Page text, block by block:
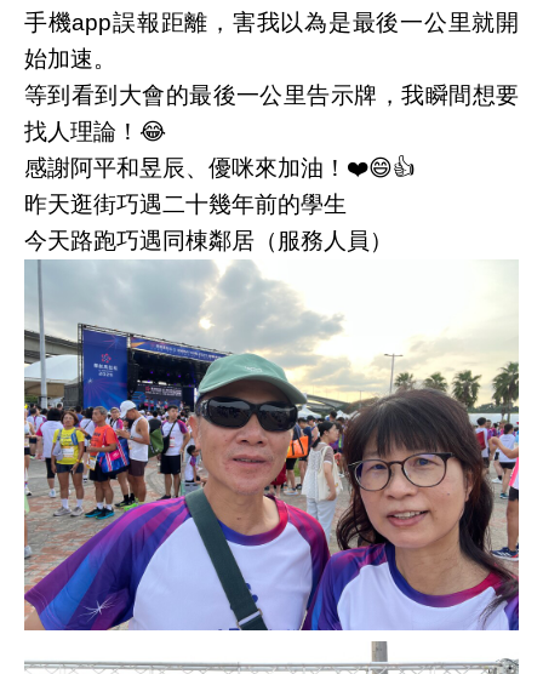
手機app誤報距離，害我以為是最後一公里就開
始加速。
等到看到大會的最後一公里告示牌，我瞬間想要
找人理論！😂
感謝阿平和昱辰、優咪來加油！❤️😄👍
昨天逛街巧遇二十幾年前的學生
今天路跑巧遇同棟鄰居（服務人員）